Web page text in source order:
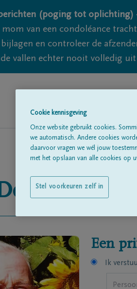
(poging tot oplichting)
van een condoléance
en controleer de
vallen echter nooit volledig
Schacht
Een
Ik
Cookie kennisgeving
Onze website gebruikt cookies.
we automatisch. Andere cookies
daarvoor vragen we wél jouw
met het opslaan van alle cookies op
Stel voorkeuren zelf in